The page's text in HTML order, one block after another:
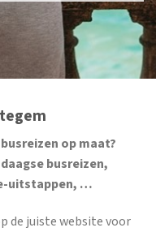
busreizen op maat?
busreizen,
uitstappen, …
de juiste website voor